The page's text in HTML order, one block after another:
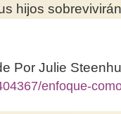
hijos
Por Julie
enfoque-